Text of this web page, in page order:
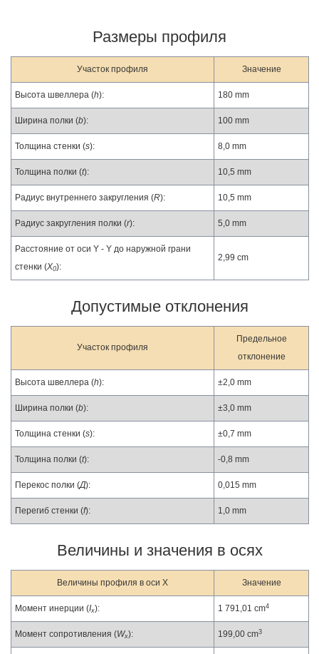
Размеры профиля
Участок профиля Значение
Высота швеллера (h): 180 mm
Ширина полки (b): 100 mm
Толщина стенки (s): 8,0 mm
Толщина полки (t): 10,5 mm
Радиус внутреннего закругления (R): 10,5 mm
Радиус закругления полки (r): 5,0 mm
Расстояние от оси Y - Y до наружной грани
стенки (X0):
2,99 cm
Допустимые отклонения
Участок профиля
Предельное
отклонение
Высота швеллера (h): ±2,0 mm
Ширина полки (b): ±3,0 mm
Толщина стенки (s): ±0,7 mm
Толщина полки (t): -0,8 mm
Перекос полки (Д): 0,015 mm
Перегиб стенки (f): 1,0 mm
Величины и значения в осях
Величины профиля в оси X Значение
Момент инерции (Ix): 1 791,01 cm4
Момент сопротивления (Wx): 199,00 cm3